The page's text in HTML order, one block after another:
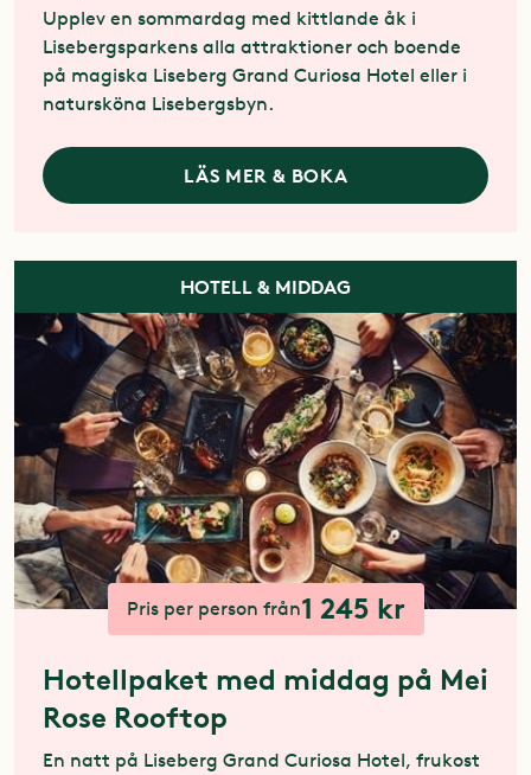
Upplev en sommardag med kittlande åk i
Lisebergsparkens alla attraktioner och boende
på magiska Liseberg Grand Curiosa Hotel eller i
natursköna Lisebergsbyn.
LÄS MER & BOKA
HOTELL & MIDDAG
Pris per person från1 245 kr
Hotellpaket med middag på Mei
Rose Rooftop
En natt på Liseberg Grand Curiosa Hotel, frukost